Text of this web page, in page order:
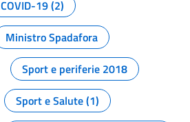
COVID-19 (2)
Ministro Spadafora
Sport e periferie 2018
Sport e Salute (1)